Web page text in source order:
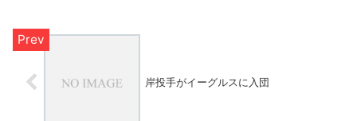
岸投手がイーグルスに入団